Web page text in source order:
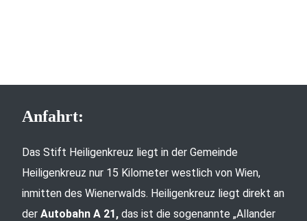
Anfahrt:
Das Stift Heiligenkreuz liegt in der Gemeinde
Heiligenkreuz nur 15 Kilometer westlich von Wien,
inmitten des Wienerwalds. Heiligenkreuz liegt direkt an
der Autobahn A 21, das ist die sogenannte „Allander